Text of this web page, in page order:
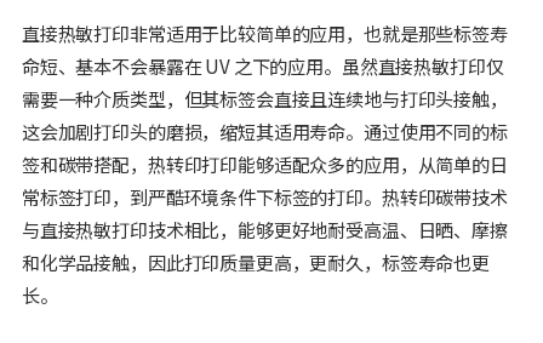
直接热敏打印非常适用于比较简单的应用，也就是那些标签寿
命短、基本不会暴露在 UV 之下的应用。虽然直接热敏打印仅
需要一种介质类型，但其标签会直接且连续地与打印头接触，
这会加剧打印头的磨损，缩短其适用寿命。通过使用不同的标
签和碳带搭配，热转印打印能够适配众多的应用，从简单的日
常标签打印，到严酷环境条件下标签的打印。热转印碳带技术
与直接热敏打印技术相比，能够更好地耐受高温、日晒、摩擦
和化学品接触，因此打印质量更高，更耐久，标签寿命也更
长。